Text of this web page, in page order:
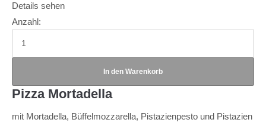
Details sehen
Anzahl:
Pizza Mortadella
mit Mortadella, Büffelmozzarella, Pistazienpesto und Pistazien